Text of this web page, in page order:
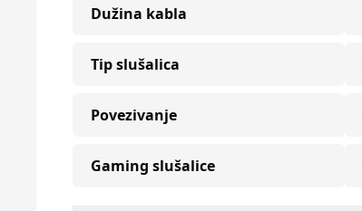
Dužina kabla
Tip slušalica
Povezivanje
Gaming slušalice